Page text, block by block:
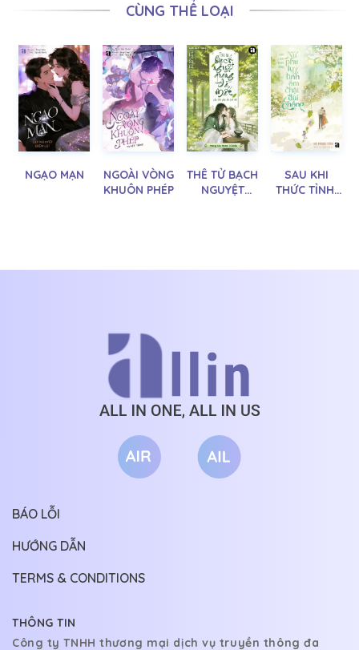
CÙNG THỂ LOẠI
NGẠO MẠN
NGOÀI VÒNG
KHUÔN PHÉP
THÊ TỬ BẠCH
NGUYỆT
SAU KHI
THỨC TỈNH,
THÔNG TIN
Công ty TNHH thương mại dịch vụ truyền thông đa
BÁO LỖI
HƯỚNG DẪN
TERMS & CONDITIONS